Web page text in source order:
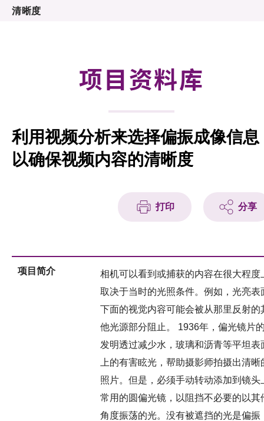
征求研发项目计划书
项目伙伴
活动及消息
清晰度
项目资料库
利用视频分析来选择偏振成像信息
以确保视频内容的清晰度
打印 分享
项目简介
相机可以看到或捕获的内容在很大程度
取决于当时的光照条件。例如，光亮表
下面的视觉内容可能会被从那里反射的
他光源部分阻止。 1936年，偏光镜片
发明透过减少水，玻璃和沥青等平坦表
上的有害眩光，帮助摄影师拍摄出清晰
照片。但是，必须手动转动添加到镜头
常用的圆偏光镜，以阻挡不必要的以其
角度振荡的光。没有被遮挡的光是偏振